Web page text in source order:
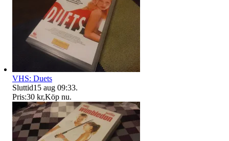
VHS: Duets
Sluttid15 aug 09:33.
Pris:30 kr,Köp nu.